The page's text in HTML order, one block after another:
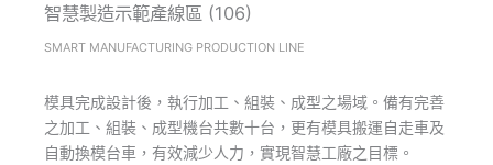
智慧製造示範產線區 (106)
SMART MANUFACTURING PRODUCTION LINE
模具完成設計後，執行加工、組裝、成型之場域。備有完善
之加工、組裝、成型機台共數十台，更有模具搬運自走車及
自動換模台車，有效減少人力，實現智慧工廠之目標。